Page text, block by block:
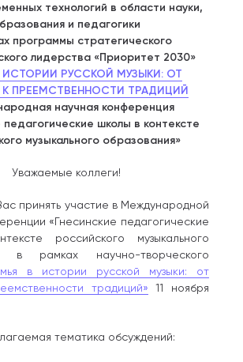
технологий в области науки,
и педагогики
программы стратегического
лидерства «Приоритет 2030»
РУССКОЙ МУЗЫКИ: ОТ
ПРЕЕМСТВЕННОСТИ ТРАДИЦИЙ
научная конференция
педагогические школы в контексте
музыкального образования»
Уважаемые коллеги!
принять участие в Международной
«Гнесинские педагогические
российского музыкального
в рамках научно-творческого
в истории русской музыки: от
традиций» 11 ноября
тематика обсуждений: